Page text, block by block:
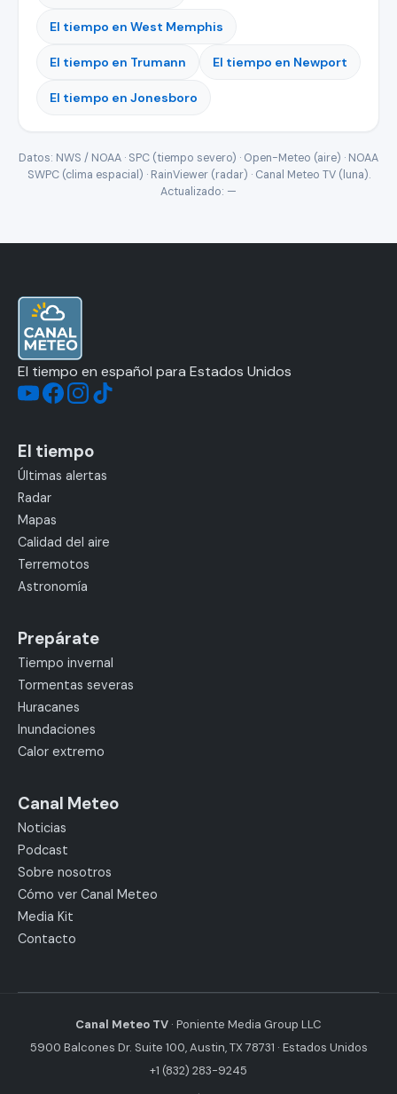
El tiempo en West Memphis
El tiempo en Trumann El tiempo en Newport
El tiempo en Jonesboro
Datos: NWS / NOAA · SPC (tiempo severo) · Open-Meteo (aire) · NOAA
SWPC (clima espacial) · RainViewer (radar) · Canal Meteo TV (luna).
Actualizado: —
El tiempo en español para Estados Unidos
El tiempo
Últimas alertas
Radar
Mapas
Calidad del aire
Terremotos
Astronomía
Prepárate
Tiempo invernal
Tormentas severas
Huracanes
Inundaciones
Calor extremo
Canal Meteo
Noticias
Podcast
Sobre nosotros
Cómo ver Canal Meteo
Media Kit
Contacto
Canal Meteo TV · Poniente Media Group LLC
5900 Balcones Dr. Suite 100, Austin, TX 78731 · Estados Unidos
+1 (832) 283-9245